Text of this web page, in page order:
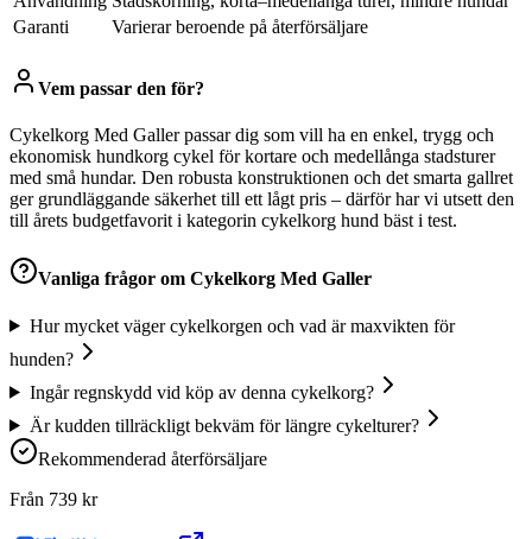
Garanti
Varierar beroende på återförsäljare
Vem passar den för?
Cykelkorg Med Galler passar dig som vill ha en enkel, trygg och
ekonomisk hundkorg cykel för kortare och medellånga stadsturer
med små hundar. Den robusta konstruktionen och det smarta gallret
ger grundläggande säkerhet till ett lågt pris – därför har vi utsett den
till årets budgetfavorit i kategorin cykelkorg hund bäst i test.
Vanliga frågor om Cykelkorg Med Galler
Hur mycket väger cykelkorgen och vad är maxvikten för
hunden?
Ingår regnskydd vid köp av denna cykelkorg?
Är kudden tillräckligt bekväm för längre cykelturer?
Rekommenderad återförsäljare
Från 739 kr